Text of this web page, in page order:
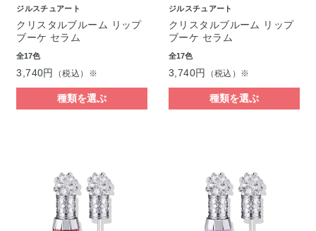
ジルスチュアート
クリスタルブルーム リップ
ブーケ セラム
全17色
3,740円 （税込）※
種類を選ぶ
ジルスチュアート
クリスタルブルーム リップ
ブーケ セラム
全17色
3,740円 （税込）※
種類を選ぶ